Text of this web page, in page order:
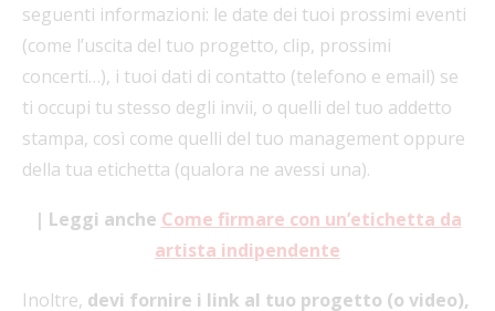
seguenti informazioni: le date dei tuoi prossimi eventi
(come l’uscita del tuo progetto, clip, prossimi
concerti…), i tuoi dati di contatto (telefono e email) se
ti occupi tu stesso degli invii, o quelli del tuo addetto
stampa, così come quelli del tuo management oppure
della tua etichetta (qualora ne avessi una).
| Leggi anche Come firmare con un’etichetta da
artista indipendente
Inoltre, devi fornire i link al tuo progetto (o video),